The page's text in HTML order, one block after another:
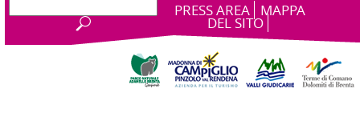
PRESS AREA MAPPA
DEL SITO